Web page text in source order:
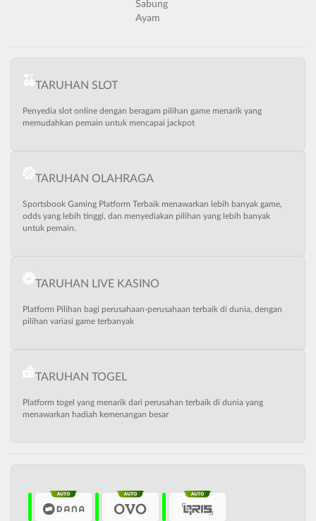
Sabung
Ayam
TARUHAN SLOT
Penyedia slot online dengan beragam pilihan game menarik yang
memudahkan pemain untuk mencapai jackpot
TARUHAN OLAHRAGA
Sportsbook Gaming Platform Terbaik menawarkan lebih banyak game,
odds yang lebih tinggi, dan menyediakan pilihan yang lebih banyak
untuk pemain.
TARUHAN LIVE KASINO
Platform Pilihan bagi perusahaan-perusahaan terbaik di dunia, dengan
pilihan variasi game terbanyak
TARUHAN TOGEL
Platform togel yang menarik dari perusahan terbaik di dunia yang
menawarkan hadiah kemenangan besar